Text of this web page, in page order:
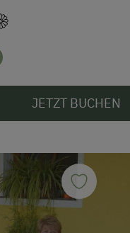
JETZT BUCHEN